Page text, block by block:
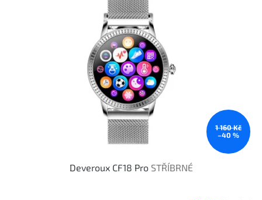
1 160 Kč
–40 %
Deveroux CF18 Pro STŘÍBRNÉ